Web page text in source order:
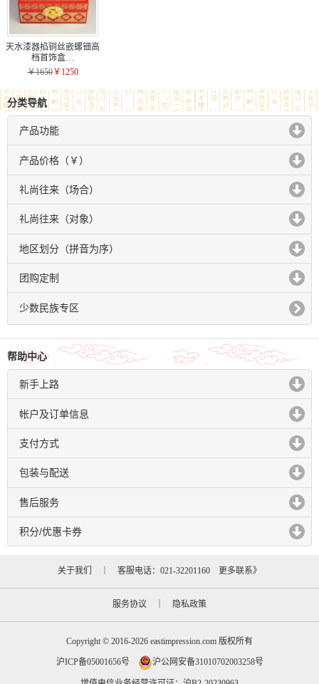
天水漆器掐铜丝嵌螺钿高
档首饰盒…
￥1650￥1250
分类导航
产品功能
click to expand contents
产品价格（￥）
click to expand contents
礼尚往来（场合）
click to expand contents
礼尚往来（对象）
click to expand contents
地区划分（拼音为序）
click to expand contents
团购定制
click to expand contents
少数民族专区
帮助中心
新手上路
click to expand contents
帐户及订单信息
click to expand contents
支付方式
click to expand contents
包装与配送
click to expand contents
售后服务
click to expand contents
积分/优惠卡券
click to expand contents
关于我们 ｜ 客服电话：021-32201160 更多联系》
服务协议 隐私政策
Copyright © 2016-2026 eastimpression.com 版权所有
沪ICP备05001656号 沪公网安备31010702003258号